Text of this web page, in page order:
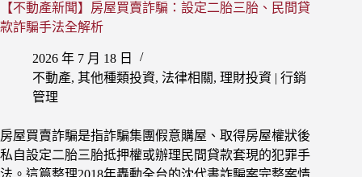
【不動產新聞】房屋買賣詐騙：設定二胎三胎、民間貸
款詐騙手法全解析
2026 年 7 月 18 日
不動產, 其他種類投資, 法律相關, 理財投資 | 行銷
管理
房屋買賣詐騙是指詐騙集團假意購屋、取得房屋權狀後
私自設定二胎三胎抵押權或辦理民間貸款套現的犯罪手
法。這篇整理2018年轟動全台的沈代書詐騙案完整案情